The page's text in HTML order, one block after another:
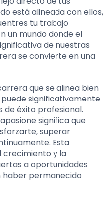
está alineada con ellos,
tu trabajo
un mundo donde el
de nuestras
se convierte en una
que se alinea bien
significativamente
de éxito profesional.
significa que
superar
Esta
crecimiento y la
a oportunidades
permanecido